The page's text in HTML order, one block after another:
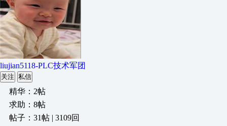
liujian5118-PLC技术军团
关注 私信
精华：2帖
求助：8帖
帖子：31帖 | 3109回